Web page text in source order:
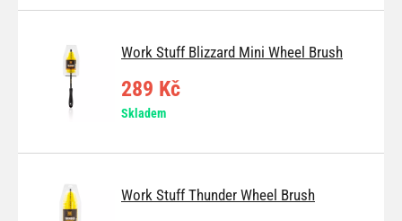
Work Stuff Blizzard Mini Wheel Brush
289 Kč
Skladem
Work Stuff Thunder Wheel Brush